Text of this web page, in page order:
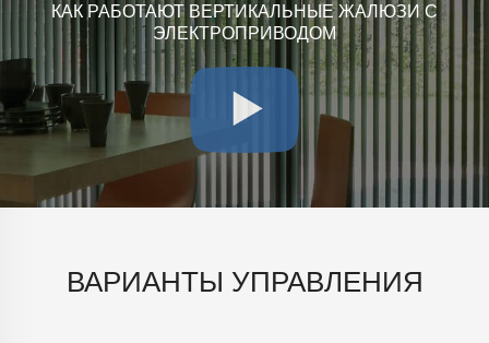
КАК РАБОТАЮТ ВЕРТИКАЛЬНЫЕ ЖАЛЮЗИ С
ЭЛЕКТРОПРИВОДОМ
ВАРИАНТЫ УПРАВЛЕНИЯ